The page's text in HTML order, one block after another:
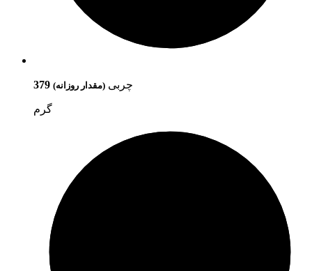
379 (مقدار روزانه) چربی
گرم